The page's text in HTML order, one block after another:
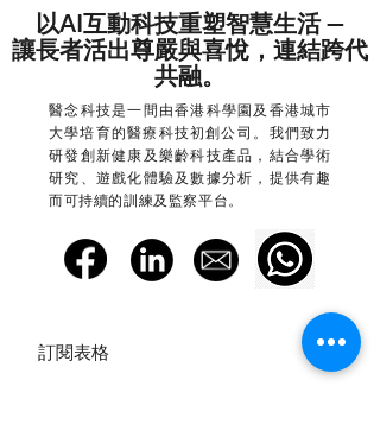
以AI互動科技重塑智慧生活 —
讓長者活出尊嚴與喜悅，連結跨代
共融。
醫念科技是一間由香港科學園及香港城市
大學培育的醫療科技初創公司。​我們致力
研發創新健康及樂齡科技產品，結合學術
研究、遊戲化體驗及數據分析，提供有趣
而可持續的訓練及監察平台。
訂閱表格